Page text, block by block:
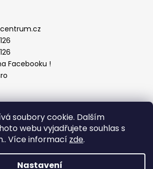
soubory cookie. Dalším
webu vyjadřujete souhlas s
Více informací zde.
Nastavení
Facebooku !